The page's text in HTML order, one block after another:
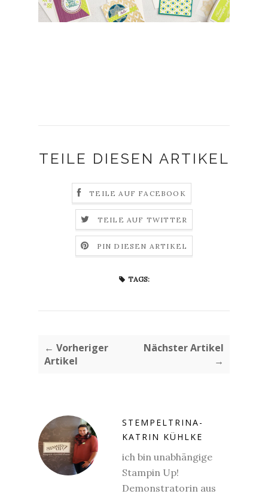
TEILE DIESEN ARTIKEL
TEILE AUF FACEBOOK
TEILE AUF TWITTER
PIN DIESEN ARTIKEL
TAGS:
← Vorheriger
Artikel
Nächster Artikel
→
STEMPELTRINA-
KATRIN KÜHLKE
ich bin unabhängige
Stampin Up!
Demonstratorin aus